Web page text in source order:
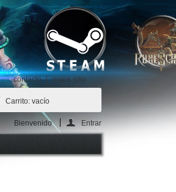
contacto mapa sitio
Carrito: vacío
Bienvenido Entrar